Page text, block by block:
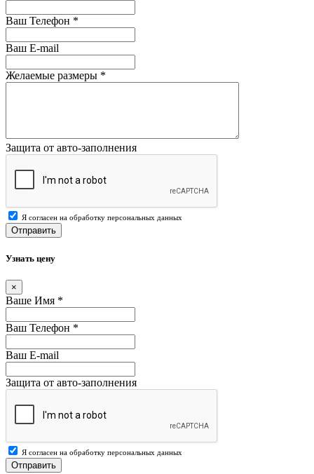
Ваш Телефон *
Ваш E-mail
Желаемые размеры *
Защита от авто-заполнения
Я согласен на обработку персональных данных
Отправить
Узнать цену
×
Ваше Имя *
Ваш Телефон *
Ваш E-mail
Защита от авто-заполнения
Я согласен на обработку персональных данных
Отправить